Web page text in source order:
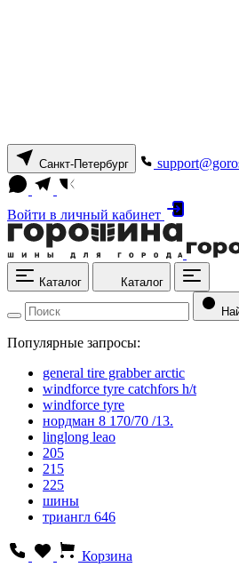
Санкт-Петербург
Войти в личный кабинет
Каталог Каталог
Популярные запросы:
general tire grabber arctic
windforce tyre catchfors h/t
windforce tyre
нордман 8 170/70 /13.
linglong leao
205
215
225
шины
триангл 646
Корзина